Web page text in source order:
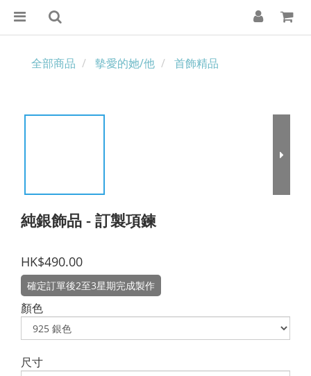
全部商品 摰愛的她/他 首飾精品
純銀飾品 - 訂製項鍊
HK$490.00
確定訂單後2至3星期完成製作
顏色
尺寸